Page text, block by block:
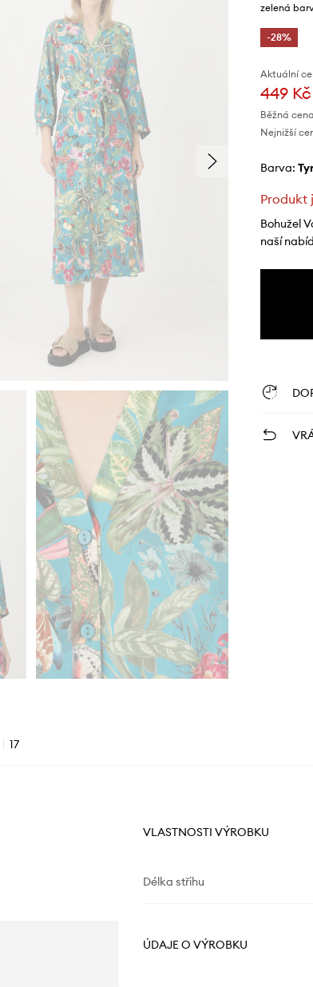
zelená
-28%
Aktuální
449 Kč
Běžná
Nejnižší
Barva:
Produkt
Bohužel
naší
17
VLASTNOSTI VÝROBKU
Délka střihu
ÚDAJE O VÝROBKU